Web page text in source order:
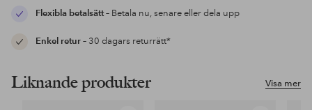
Flexibla betalsätt– Betala nu, senare eller dela upp
Enkel retur– 30 dagars returrätt*
Visa mer
Liknande produkter